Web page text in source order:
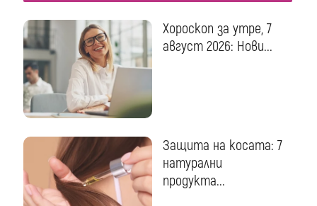
Хороскоп за утре, 7
август 2026: Нови...
Защита на косата: 7
натурални
продукта...